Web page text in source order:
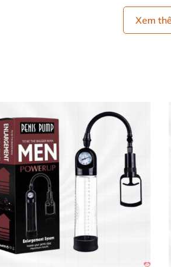
Máy tập dương vật Hercule II
tập Hercule II 💎
Xem